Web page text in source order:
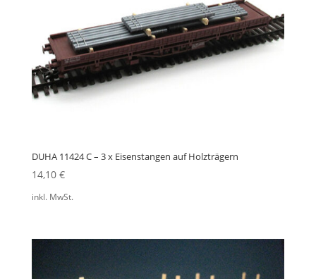
DUHA 11424 C – 3 x Eisenstangen auf Holzträgern
14,10 €
inkl. MwSt.